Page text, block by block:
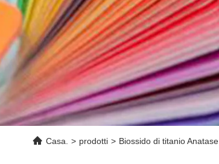
Casa. > prodotti > Biossido di titanio Anatase